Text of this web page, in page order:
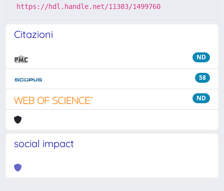
https://hdl.handle.net/11383/1499760
Citazioni
ND
58
ND
social impact